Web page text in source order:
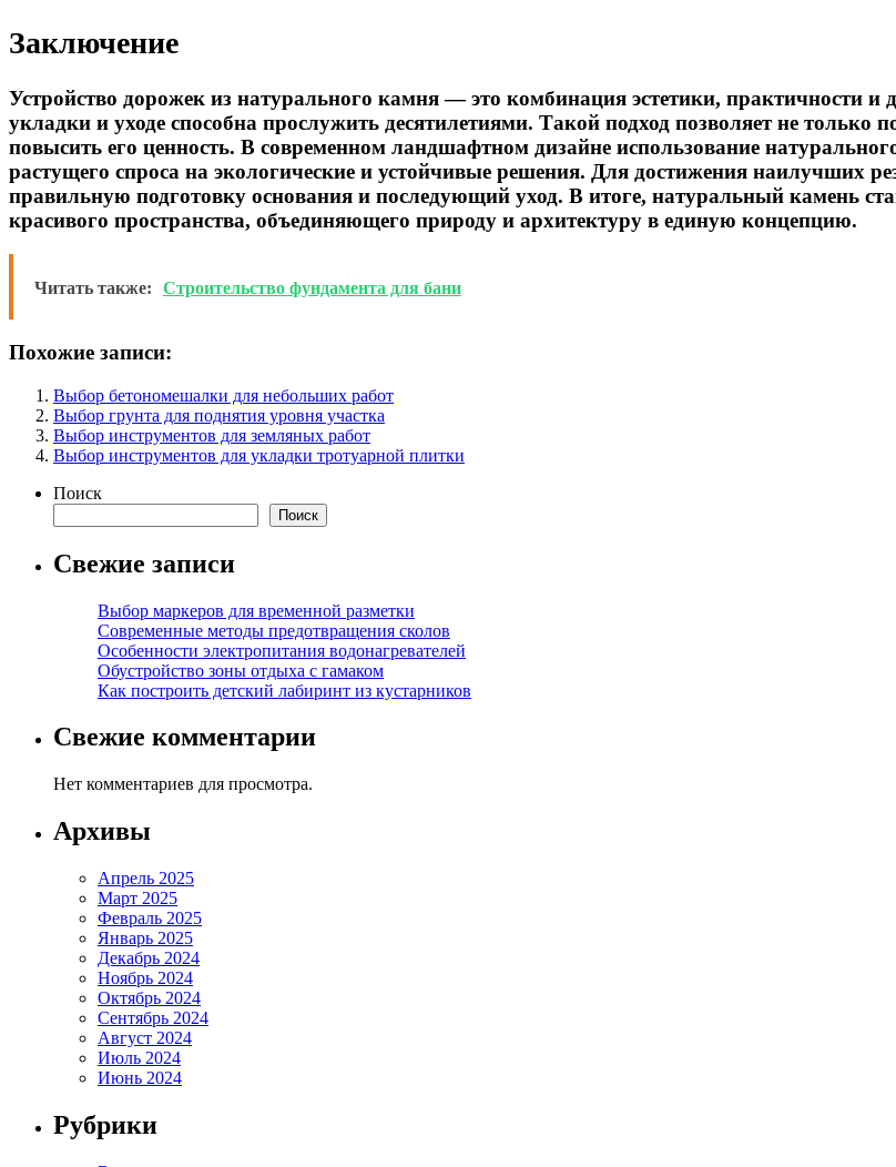
Заключение
Устройство дорожек из натурального камня — это комбинация эстетики, практичности и
укладки и уходе способна прослужить десятилетиями. Такой подход позволяет не
повысить его ценность. В современном ландшафтном дизайне использование
растущего спроса на экологические и устойчивые решения. Для достижения наилучших
правильную подготовку основания и последующий уход. В итоге, натуральный камень
красивого пространства, объединяющего природу и архитектуру в единую концепцию.
Читать также: Строительство фундамента для бани
Похожие записи:
Выбор бетономешалки для небольших работ
Выбор грунта для поднятия уровня участка
Выбор инструментов для земляных работ
Выбор инструментов для укладки тротуарной плитки
Поиск
Поиск
Свежие записи
Выбор маркеров для временной разметки
Современные методы предотвращения сколов
Особенности электропитания водонагревателей
Обустройство зоны отдыха с гамаком
Как построить детский лабиринт из кустарников
Свежие комментарии
Нет комментариев для просмотра.
Архивы
Апрель 2025
Март 2025
Февраль 2025
Январь 2025
Декабрь 2024
Ноябрь 2024
Октябрь 2024
Сентябрь 2024
Август 2024
Июль 2024
Июнь 2024
Рубрики